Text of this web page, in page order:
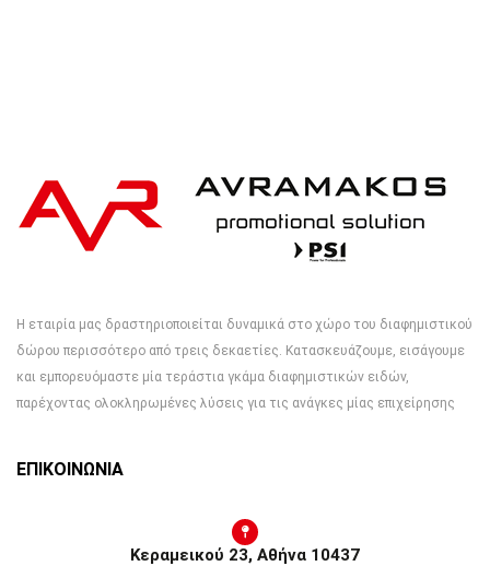
Η εταιρία μας δραστηριοποιείται δυναμικά στο χώρο του διαφημιστικού
δώρου περισσότερο από τρεις δεκαετίες. Κατασκευάζουμε, εισάγουμε
και εμπορευόμαστε μία τεράστια γκάμα διαφημιστικών ειδών,
παρέχοντας ολοκληρωμένες λύσεις για τις ανάγκες μίας επιχείρησης
ΕΠΙΚΟΙΝΩΝΙΑ
Κεραμεικού 23, Αθήνα 10437